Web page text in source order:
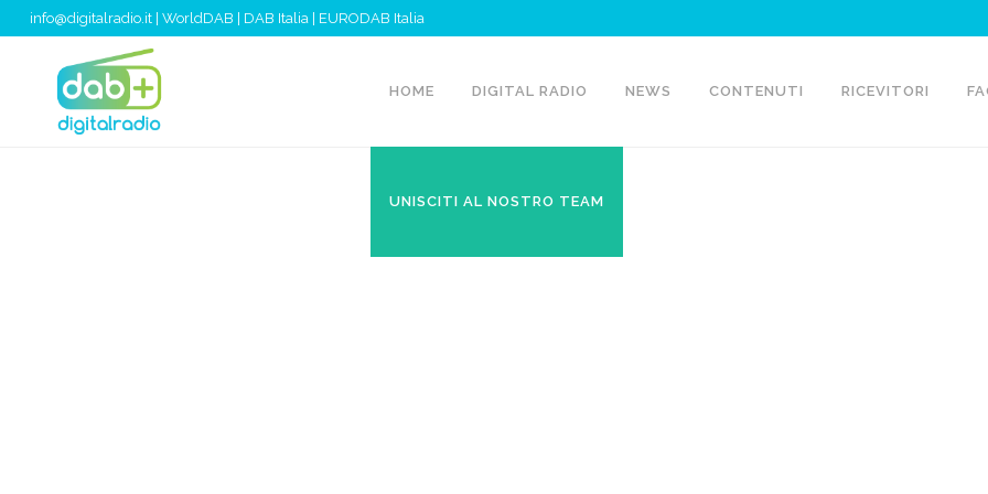
info@digitalradio.it WorldDAB DAB Italia EURODAB Italia
HOME DIGITAL RADIO NEWS CONTENUTI RICEVITORI
UNISCITI AL NOSTRO TEAM